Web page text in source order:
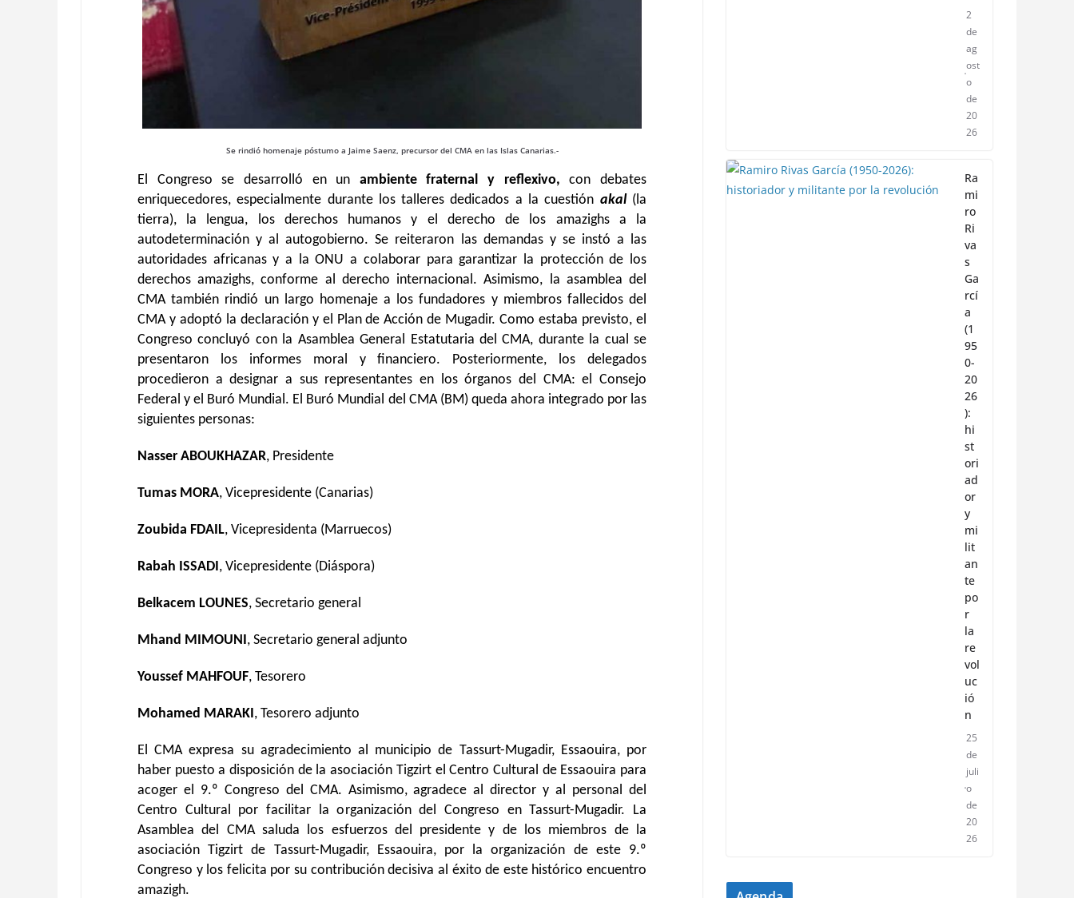
Se rindió homenaje póstumo a Jaime Saenz, precursor del CMA en las Islas Canarias.-
El Congreso se desarrolló en un ambiente fraternal y reflexivo, con debates
enriquecedores, especialmente durante los talleres dedicados a la cuestión akal (la
tierra), la lengua, los derechos humanos y el derecho de los amazighs a la
autodeterminación y al autogobierno. Se reiteraron las demandas y se instó a las
autoridades africanas y a la ONU a colaborar para garantizar la protección de los
derechos amazighs, conforme al derecho internacional. Asimismo, la asamblea del
CMA también rindió un largo homenaje a los fundadores y miembros fallecidos del
CMA y adoptó la declaración y el Plan de Acción de Mugadir. Como estaba previsto, el
Congreso concluyó con la Asamblea General Estatutaria del CMA, durante la cual se
presentaron los informes moral y financiero. Posteriormente, los delegados
procedieron a designar a sus representantes en los órganos del CMA: el Consejo
Federal y el Buró Mundial. El Buró Mundial del CMA (BM) queda ahora integrado por las
siguientes personas:
Nasser ABOUKHAZAR, Presidente
Tumas MORA, Vicepresidente (Canarias)
Zoubida FDAIL, Vicepresidenta (Marruecos)
Rabah ISSADI, Vicepresidente (Diáspora)
Belkacem LOUNES, Secretario general
Mhand MIMOUNI, Secretario general adjunto
Youssef MAHFOUF, Tesorero
Mohamed MARAKI, Tesorero adjunto
El CMA expresa su agradecimiento al municipio de Tassurt-Mugadir, Essaouira, por
haber puesto a disposición de la asociación Tigzirt el Centro Cultural de Essaouira para
acoger el 9.º Congreso del CMA. Asimismo, agradece al director y al personal del
Centro Cultural por facilitar la organización del Congreso en Tassurt-Mugadir. La
Asamblea del CMA saluda los esfuerzos del presidente y de los miembros de la
asociación Tigzirt de Tassurt-Mugadir, Essaouira, por la organización de este 9.º
Congreso y los felicita por su contribución decisiva al éxito de este histórico encuentro
amazigh.
2
de
ag
ost
o
de
20
26
Ra
mi
ro
Ri
va
s
Ga
rcí
a
(1
95
0-
20
26
):
hi
st
ori
ad
or
y
mi
lit
an
te
po
r
la
re
vol
uc
ió
n
25
de
juli
o
de
20
26